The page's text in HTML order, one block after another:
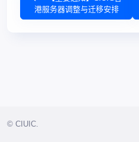
港服务器调整与迁移安排
© CIUIC.